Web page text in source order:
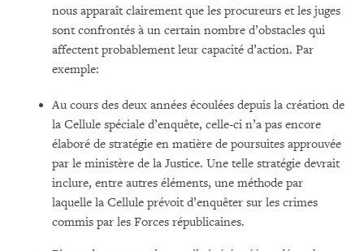
nous apparaît clairement que les procureurs et les juges
sont confrontés à un certain nombre d’obstacles qui
affectent probablement leur capacité d’action. Par
exemple:
Au cours des deux années écoulées depuis la création de
la Cellule spéciale d’enquête, celle-ci n’a pas encore
élaboré de stratégie en matière de poursuites approuvée
par le ministère de la Justice. Une telle stratégie devrait
inclure, entre autres éléments, une méthode par
laquelle la Cellule prévoit d’enquêter sur les crimes
commis par les Forces républicaines.